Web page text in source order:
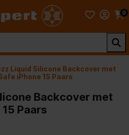
0
Liquid Silicone Backcover met
iPhone 15 Paars
Backcover met
Paars